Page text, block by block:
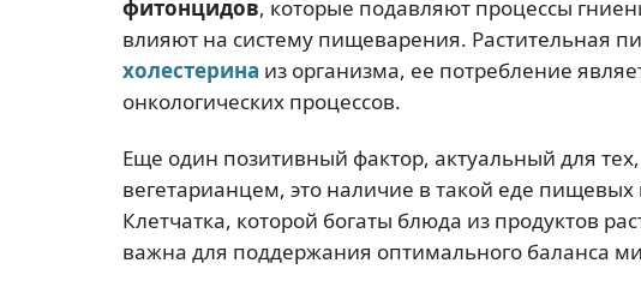
фитонцидов, которые подавляют процессы
влияют на систему пищеварения. Растительная
холестерина из организма, ее потребление
онкологических процессов.
Еще один позитивный фактор, актуальный для тех,
вегетарианцем, это наличие в такой еде
Клетчатка, которой богаты блюда из продуктов
важна для поддержания оптимального баланса